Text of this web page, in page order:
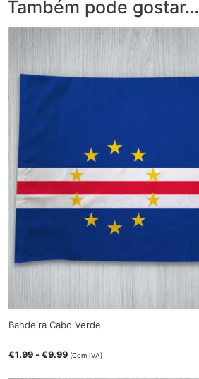
Também pode gostar…
Bandeira Cabo Verde
€1.99 -€9.99 (Com IVA)